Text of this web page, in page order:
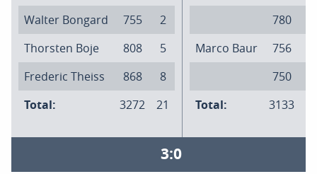
Walter Bongard
755
2
Thorsten Boje
808
5
Frederic Theiss
868
8
Total:
3272 21
780
Marco Baur
756
750
Total:
3133
3:0